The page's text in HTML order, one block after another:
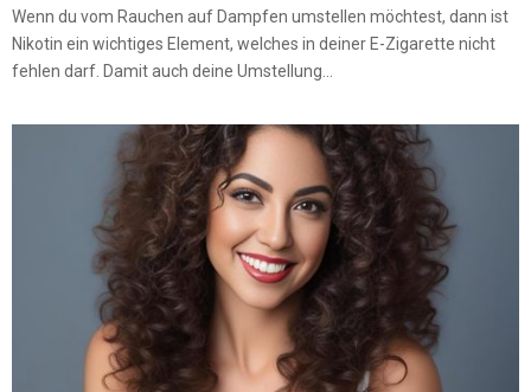
Wenn du vom Rauchen auf Dampfen umstellen möchtest, dann ist
Nikotin ein wichtiges Element, welches in deiner E-Zigarette nicht
fehlen darf. Damit auch deine Umstellung...